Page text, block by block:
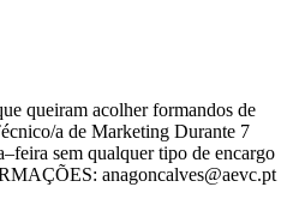
Minho
queiram acolher formandos de
a de Marketing Durante 7
sem qualquer tipo de encargo
anagoncalves@aevc.pt